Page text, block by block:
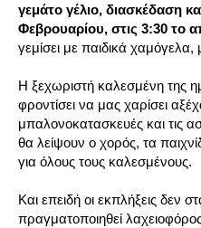
γεμάτο γέλιο, διασκέδαση
Φεβρουαρίου, στις 3:30 το
γεμίσει με παιδικά χαμόγελα,
Η ξεχωριστή καλεσμένη της
φροντίσει να μας χαρίσει
μπαλονοκατασκευές και τις
θα λείψουν ο χορός, τα
για όλους τους καλεσμένους.
Και επειδή οι εκπλήξεις δεν
πραγματοποιηθεί